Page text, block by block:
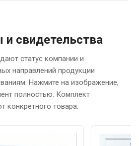
свидетельства
статус компании и
направлений продукции
Нажмите на изображение,
полностью. Комплект
конкретного товара.